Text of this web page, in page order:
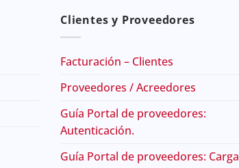
Clientes y Proveedores
Facturación – Clientes
Proveedores / Acreedores
Guía Portal de proveedores:
Autenticación.
Guía Portal de proveedores: Carga